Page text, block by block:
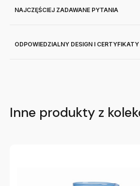
NAJCZĘŚCIEJ ZADAWANE PYTANIA
ODPOWIEDZIALNY DESIGN I CERTYFIKATY
Inne produkty z